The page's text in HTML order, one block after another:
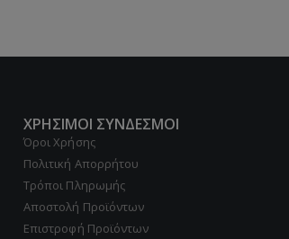
ΧΡΗΣΙΜΟΙ ΣΥΝΔΕΣΜΟΙ
Όροι Χρήσης
Πολιτική Απορρήτου
Τρόποι Πληρωμής
Αποστολή Προϊόντων
Επιστροφή Προϊόντων